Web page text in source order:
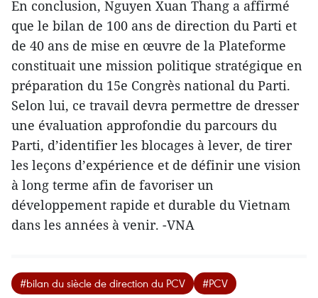
En conclusion, Nguyen Xuan Thang a affirmé
que le bilan de 100 ans de direction du Parti et
de 40 ans de mise en œuvre de la Plateforme
constituait une mission politique stratégique en
préparation du 15e Congrès national du Parti.
Selon lui, ce travail devra permettre de dresser
une évaluation approfondie du parcours du
Parti, d’identifier les blocages à lever, de tirer
les leçons d’expérience et de définir une vision
à long terme afin de favoriser un
développement rapide et durable du Vietnam
dans les années à venir. -VNA
#bilan du siècle de direction du PCV #PCV